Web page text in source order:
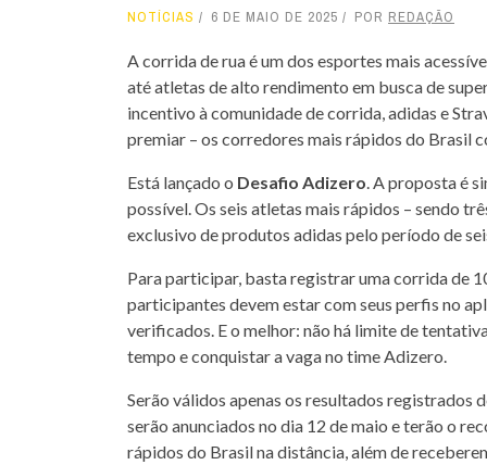
NOTÍCIAS 6 DE MAIO DE 2025 POR REDAÇÃO
A corrida de rua é um dos esportes mais
até atletas de alto rendimento em busca de
incentivo à comunidade de corrida, adidas e
premiar – os corredores mais rápidos do Brasil
Está lançado o Desafio Adizero . A proposta é
possível. Os seis atletas mais rápidos – sendo
exclusivo de produtos adidas pelo período de
Para participar, basta registrar uma corrida de
participantes devem estar com seus perfis no
verificados. E o melhor: não há limite de
tempo e conquistar a vaga no time Adizero.
Serão válidos apenas os resultados
serão anunciados no dia 12 de maio e terão o
rápidos do Brasil na distância, além de